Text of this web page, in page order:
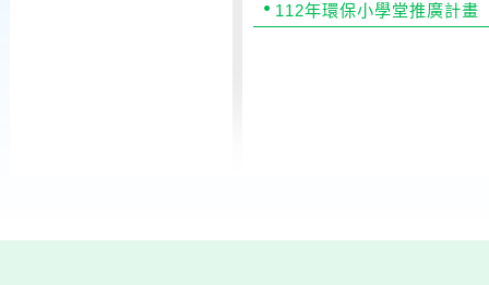
112年環保小學堂推廣計畫